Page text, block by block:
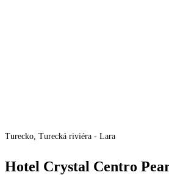
Turecko, Turecká riviéra - Lara
Hotel Crystal Centro